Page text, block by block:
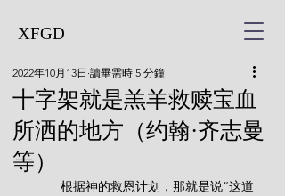
XFGD
十字架就是羔羊救赎宝血
所洒的地方（约翰·齐志曼
等）
2022年10月13日 讀畢需時 5 分鐘